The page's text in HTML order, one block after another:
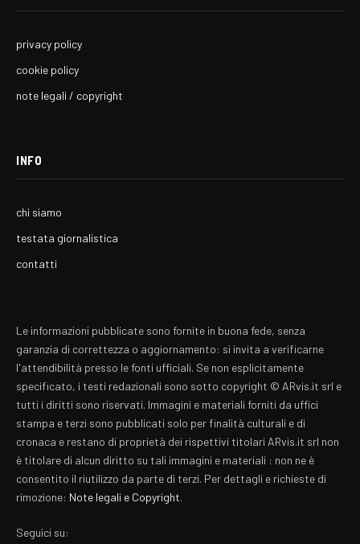
privacy policy
cookie policy
note legali / copyright
INFO
chi siamo
testata giornalistica
contatti
Le informazioni pubblicate sono fornite in buona fede, senza
garanzia di correttezza o aggiornamento: si invita a verificarne
l'attendibilità presso le fonti ufficiali. Se non esplicitamente
specificato, i testi redazionali sono sotto copyright © ARvis.it srl e
tutti i diritti sono riservati. Immagini e materiali forniti da uffici
stampa e terzi sono pubblicati solo per finalità culturali e di
cronaca e restano di proprietà dei rispettivi titolari ARvis.it srl non
è titolare di alcun diritto su tali immagini e materiali : non ne è
consentito il riutilizzo da parte di terzi. Per dettagli e richieste di
rimozione: Note legali e Copyright.
Seguici su: